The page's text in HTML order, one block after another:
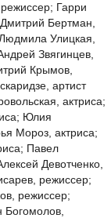
Гарри
Бертман,
Улицкая,
Звягинцев,
Крымов,
артист
актриса;
Юлия
Мороз, актриса;
Павел
Девотченко,
режиссер;
режиссер;
Богомолов,